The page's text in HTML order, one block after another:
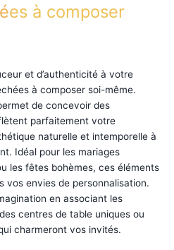
à composer
et d’authenticité à votre
à composer soi-même.
de concevoir des
parfaitement votre
naturelle et intemporelle à
Idéal pour les mariages
les fêtes bohèmes, ces éléments
vos envies de personnalisation.
en associant les
centres de table uniques ou
charmeront vos invités.